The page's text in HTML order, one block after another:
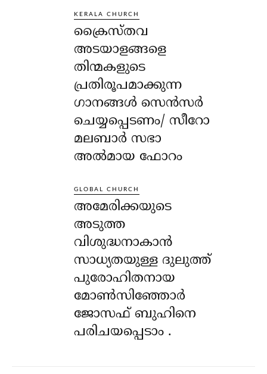
KERALA CHURCH
ക്രൈസ്തവ
അടയാളങ്ങളെ
തിന്മകളുടെ
പ്രതിരൂപമാക്കുന്ന
ഗാനങ്ങൾ സെൻസർ
ചെയ്യപ്പെടണം/ സീറോ
മലബാർ സഭാ
അൽമായ ഫോറം
GLOBAL CHURCH
അമേരിക്കയുടെ
അടുത്ത
വിശുദ്ധനാകാൻ
സാധ്യതയുള്ള ദുലുത്ത്
പുരോഹിതനായ
മോൺസിഞ്ഞോർ
ജോസഫ് ബുഹിനെ
പരിചയപ്പെടാം .